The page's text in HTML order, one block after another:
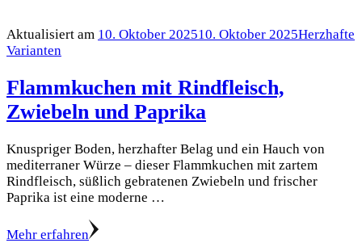
Aktualisiert am 10. Oktober 202510. Oktober 2025Herzhafte
Varianten
Flammkuchen mit Rindfleisch,
Zwiebeln und Paprika
Knuspriger Boden, herzhafter Belag und ein Hauch von
mediterraner Würze – dieser Flammkuchen mit zartem
Rindfleisch, süßlich gebratenen Zwiebeln und frischer
Paprika ist eine moderne …
Mehr erfahren